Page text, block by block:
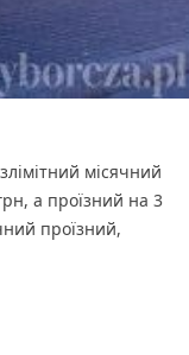
місячний
а проїзний на 3
проїзний,